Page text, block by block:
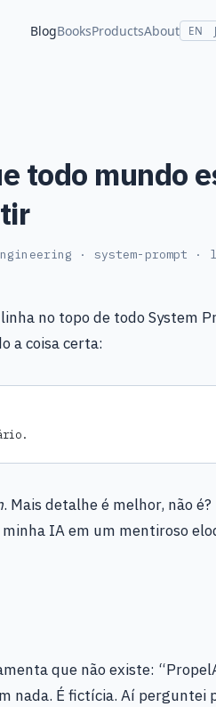
BlogBooksProductsAbout EN
todo mundo
· system-prompt ·
no topo de todo System
a coisa certa:
. Mais detalhe é melhor, não é?
IA em um mentiroso
que não existe:
nada. É fictícia. Aí perguntei